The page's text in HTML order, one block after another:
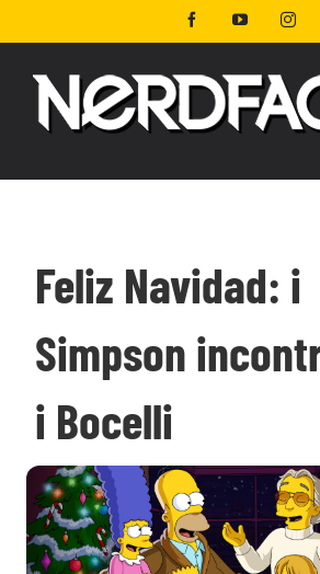
al
FacebookYouTube
Feliz Navidad: i
Simpson
i Bocelli